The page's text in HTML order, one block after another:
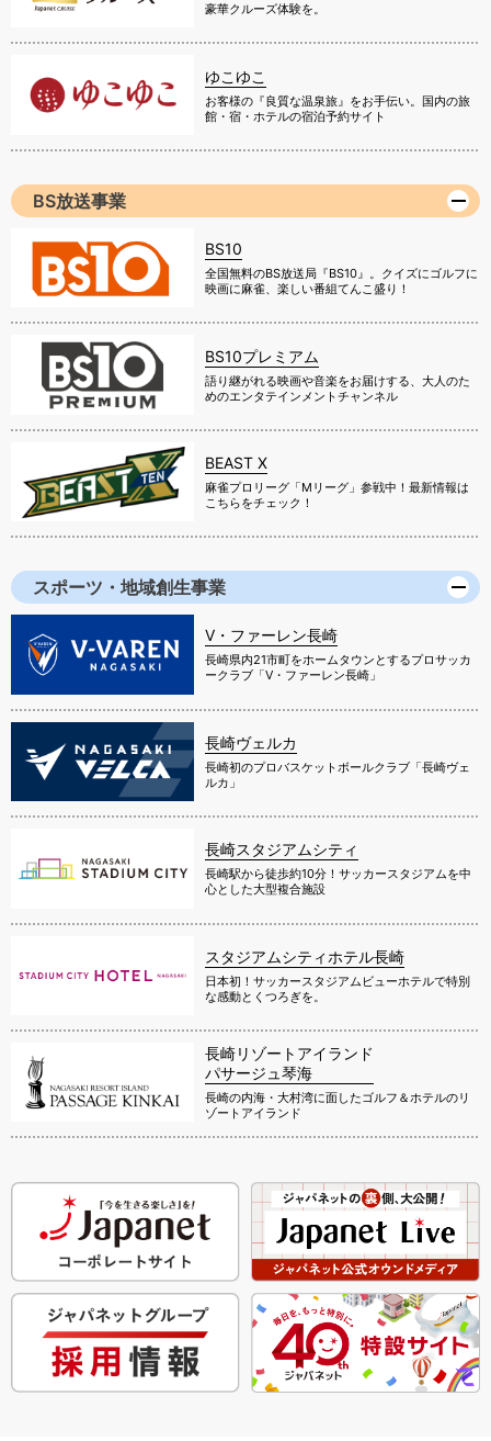
豪華クルーズ体験を。
ゆこゆこ
お客様の『良質な温泉旅』をお手伝い。国内の旅
館・宿・ホテルの宿泊予約サイト
BS放送事業
BS10
全国無料のBS放送局『BS10』。クイズにゴルフに
映画に麻雀、楽しい番組てんこ盛り！
BS10プレミアム
語り継がれる映画や音楽をお届けする、大人のた
めのエンタテインメントチャンネル
BEAST X
麻雀プロリーグ「Mリーグ」参戦中！最新情報は
こちらをチェック！
スポーツ・地域創生事業
V・ファーレン長崎
長崎県内21市町をホームタウンとするプロサッカ
ークラブ「V・ファーレン長崎」
長崎ヴェルカ
長崎初のプロバスケットボールクラブ「長崎ヴェ
ルカ」
長崎スタジアムシティ
長崎駅から徒歩約10分！サッカースタジアムを中
心とした大型複合施設
スタジアムシティホテル長崎
日本初！サッカースタジアムビューホテルで特別
な感動とくつろぎを。
長崎リゾートアイランド
パサージュ琴海
長崎の内海・大村湾に面したゴルフ＆ホテルのリ
ゾートアイランド